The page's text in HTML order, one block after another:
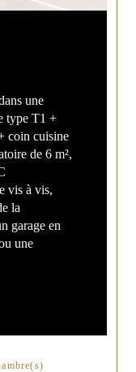
une
type T1 +
coin cuisine
de 6 m²,
vis à vis,
la
garage en
une